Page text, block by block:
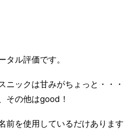
タル評価です。
ニックは甘みがちょっと・・・
その他はgood！
前を使用しているだけあります